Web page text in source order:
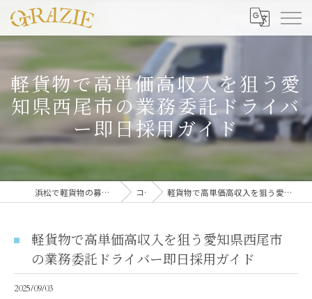
軽貨物で高単価高収入を狙う愛
知県西尾市の業務委託ドライバ
ー即日採用ガイド
浜松で軽貨物の募集なら合同会社グラッツェ運送 コラム 軽貨物で高単価高収入を狙う愛知県西尾市の業務委託ドライバー即日採用ガイド
軽貨物で高単価高収入を狙う愛知県西尾市
の業務委託ドライバー即日採用ガイド
2025/09/03